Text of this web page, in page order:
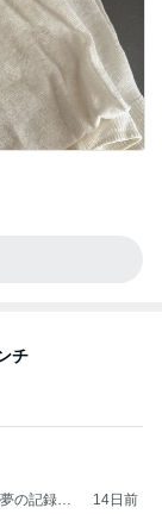
チ
の記録
14日前